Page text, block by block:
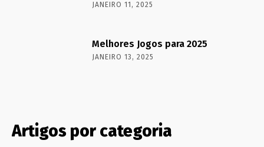
JANEIRO 11, 2025
Melhores Jogos para 2025
JANEIRO 13, 2025
Artigos por categoria